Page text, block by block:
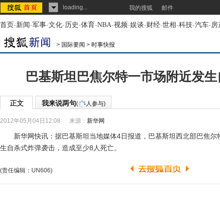
loading... 我的搜狐 邮件
首页-新闻-军事-文化-历史-体育-NBA-视频-娱谈-财经-世相-科技-汽车-房
> 国际要闻 > 时事快报
巴基斯坦巴焦尔特一市场附近发
正文 我来说两句( 人参与)
2012年05月04日12:08 来源： 新华网
新华网快讯：据巴基斯坦当地媒体4日报道，巴基斯坦西北部巴焦尔
生自杀式炸弹袭击，造成至少8人死亡。
(责任编辑：UN606)